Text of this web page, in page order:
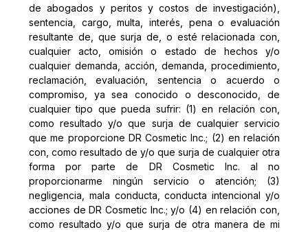
de abogados y peritos y costos de investigación),
sentencia, cargo, multa, interés, pena o evaluación
resultante de, que surja de, o esté relacionada con,
cualquier acto, omisión o estado de hechos y/o
cualquier demanda, acción, demanda, procedimiento,
reclamación, evaluación, sentencia o acuerdo o
compromiso, ya sea conocido o desconocido, de
cualquier tipo que pueda sufrir: (1) en relación con,
como resultado y/o que surja de cualquier servicio
que me proporcione DR Cosmetic Inc.; (2) en relación
con, como resultado de y/o que surja de cualquier otra
forma por parte de DR Cosmetic Inc. al no
proporcionarme ningún servicio o atención; (3)
negligencia, mala conducta, conducta intencional y/o
acciones de DR Cosmetic Inc.; y/o (4) en relación con,
como resultado y/o que surja de otra manera de mi